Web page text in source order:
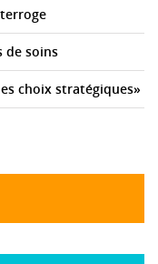
de soins
choix stratégiques»